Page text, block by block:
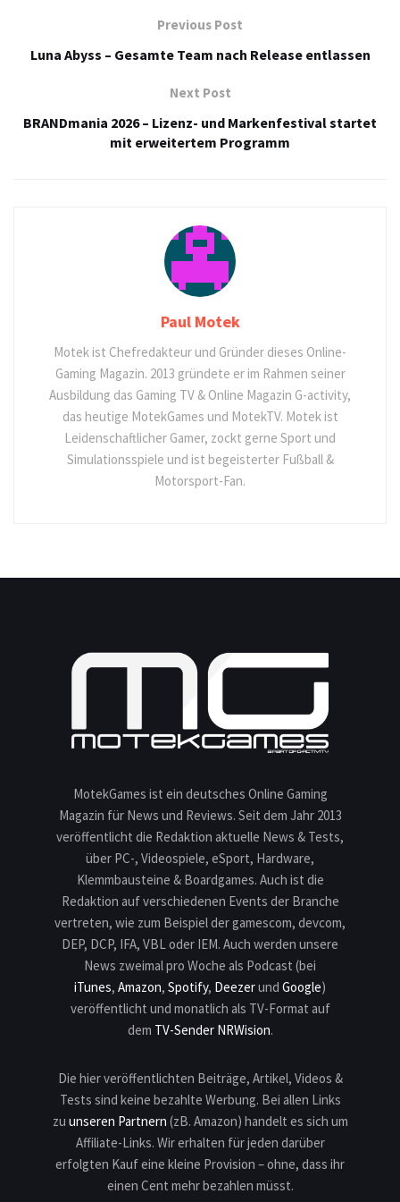
Previous Post
Luna Abyss – Gesamte Team nach Release entlassen
Next Post
BRANDmania 2026 – Lizenz- und Markenfestival startet
mit erweitertem Programm
Paul Motek
Motek ist Chefredakteur und Gründer dieses Online-
Gaming Magazin. 2013 gründete er im Rahmen seiner
Ausbildung das Gaming TV & Online Magazin G-activity,
das heutige MotekGames und MotekTV. Motek ist
Leidenschaftlicher Gamer, zockt gerne Sport und
Simulationsspiele und ist begeisterter Fußball &
Motorsport-Fan.
MotekGames ist ein deutsches Online Gaming
Magazin für News und Reviews. Seit dem Jahr 2013
veröffentlicht die Redaktion aktuelle News & Tests,
über PC-, Videospiele, eSport, Hardware,
Klemmbausteine & Boardgames. Auch ist die
Redaktion auf verschiedenen Events der Branche
vertreten, wie zum Beispiel der gamescom, devcom,
DEP, DCP, IFA, VBL oder IEM. Auch werden unsere
News zweimal pro Woche als Podcast (bei
iTunes, Amazon, Spotify, Deezerund Google)
veröffentlicht und monatlich als TV-Format auf
dem TV-Sender NRWision.
Die hier veröffentlichten Beiträge, Artikel, Videos &
Tests sind keine bezahlte Werbung. Bei allen Links
zu unseren Partnern (zB. Amazon) handelt es sich um
Affiliate-Links. Wir erhalten für jeden darüber
erfolgten Kauf eine kleine Provision – ohne, dass ihr
einen Cent mehr bezahlen müsst.